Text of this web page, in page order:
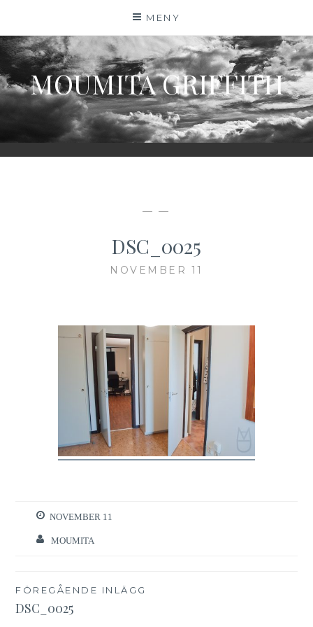
innehåll
MENY
MOUMITA GRIFFITH
— —
DSC_0025
NOVEMBER 11
NOVEMBER 11
MOUMITA
Inläggsnavigering
FÖREGÅENDE INLÄGG
DSC_0025